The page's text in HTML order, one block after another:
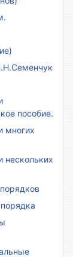
пособие.
многих
нескольких